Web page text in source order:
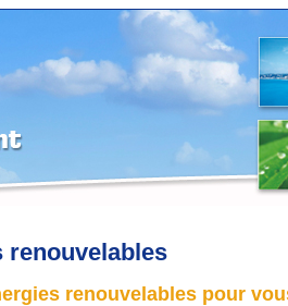
renouvelables
renouvelables pour